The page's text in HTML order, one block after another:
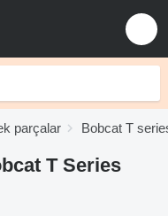
parçalar Bobcat T
T Series